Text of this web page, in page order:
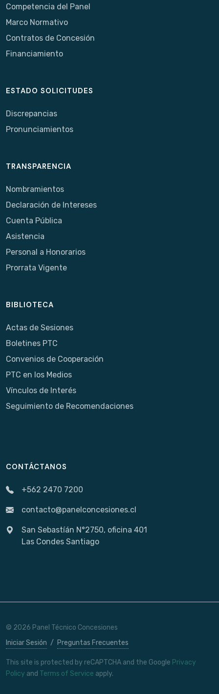
Competencia del Panel
Marco Normativo
Contratos de Concesión
Financiamiento
ESTADO SOLICITUDES
Discrepancias
Pronunciamientos
TRANSPARENCIA
Nombramientos
Declaración de Intereses
Cuenta Pública
Asistencia
Personal a Honorarios
Prorrata Vigente
BIBLIOTECA
Actas de Sesiones
Boletines PTC
Convenios de Cooperación
PTC en los Medios
Vínculos de Interés
Seguimiento de Recomendaciones
CONTÁCTANOS
+562 2470 7200
contacto@panelconcesiones.cl
San Sebastíán N°2750, oficina 401
Las Condes Santiago
© 2026 Panel Técnico Concesiones
Iniciar Sesión / Preguntas Frecuentes
This site is protected by reCAPTCHA and the Google Privacy
Policy and Terms of Service apply.